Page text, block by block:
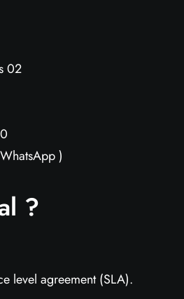
02
)
?
level agreement (SLA).